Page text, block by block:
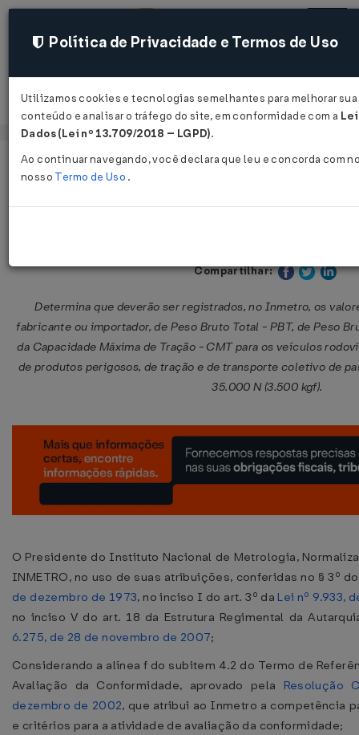
Acessar
Página Inicial Legislações Legislação Federal
Portaria INMETRO nº 51 de 19/01/
Compartilhar:
Determina que deverão ser registrados, no Inmetro, os
fabricante ou importador, de Peso Bruto Total - PBT, de Peso
da Capacidade Máxima de Tração - CMT para os veículos
de produtos perigosos, de tração e de transporte coletivo de
35.000 N (3.500 kgf).
O Presidente do Instituto Nacional de Metrologia,
INMETRO, no uso de suas atribuições, conferidas no § 3º
de dezembro de 1973, no inciso I do art. 3º da Lei nº 9.933,
no inciso V do art. 18 da Estrutura Regimental da
6.275, de 28 de novembro de 2007;
Considerando a alínea f do subitem 4.2 do Termo de
Avaliação da Conformidade, aprovado pela Resolução
dezembro de 2002, que atribui ao Inmetro a competência
e critérios para a atividade de avaliação da conformidade;
Política de Privacidade e Termos de Uso
Utilizamos cookies e tecnologias semelhantes para melhorar
conteúdo e analisar o tráfego do site, em conformidade com a
Dados (Lei nº 13.709/2018 – LGPD).
Ao continuar navegando, você declara que leu e concorda com
nosso Termo de Uso .